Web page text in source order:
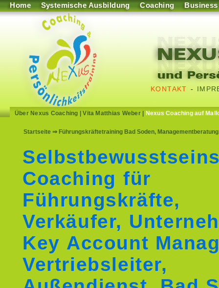
Home Systemische Ausbildung Coaching Business
KONTAKT -
Über Nexus Coaching |Vita Matthias Weber| Nexus Coaching auf
Startseite ⇒ Führungskräftetraining Bad Soden,
Coaching für
Führungskräfte,
Verkäufer,
Key Account
Vertriebsleiter,